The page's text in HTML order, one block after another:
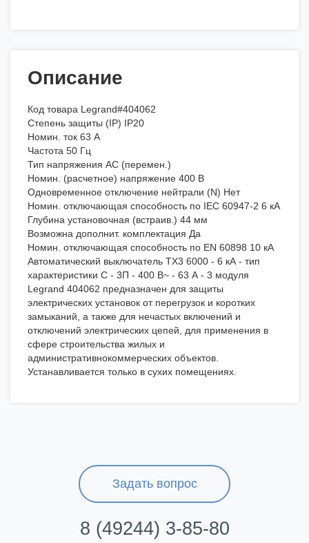
Описание
Код товара Legrand#404062
Степень защиты (IP) IP20
Номин. ток 63 А
Частота 50 Гц
Тип напряжения AC (перемен.)
Номин. (расчетное) напряжение 400 В
Одновременное отключение нейтрали (N) Нет
Номин. отключающая способность по IEC 60947-2 6 кА
Глубина установочная (встраив.) 44 мм
Возможна дополнит. комплектация Да
Номин. отключающая способность по EN 60898 10 кА
Автоматический выключатель TX3 6000 - 6 кА - тип
характеристики C - 3П - 400 В~ - 63 А - 3 модуля
Legrand 404062 предназначен для защиты
электрических установок от перегрузок и коротких
замыканий, а также для нечастых включений и
отключений электрических цепей, для применения в
сфере строительства жилых и
административнокоммерческих объектов.
Устанавливается только в сухих помещениях.
Задать вопрос
8 (49244) 3-85-80